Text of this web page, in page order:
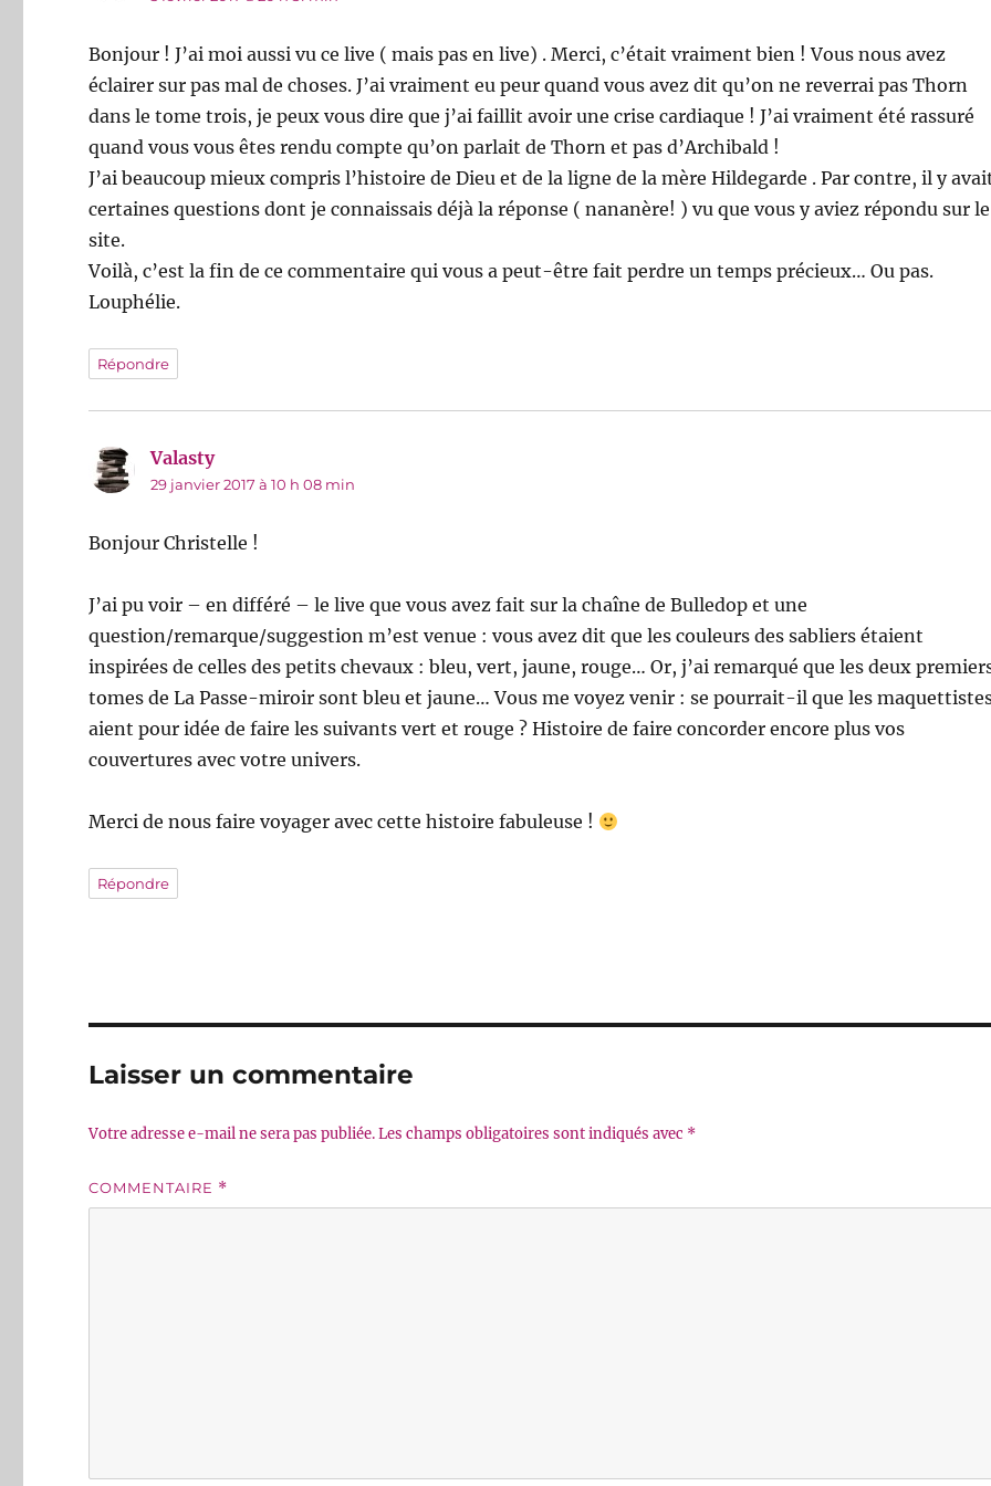
Bonjour ! J’ai moi aussi vu ce live ( mais pas en live) . Merci, c’était vraiment bien ! Vous nous avez
éclairer sur pas mal de choses. J’ai vraiment eu peur quand vous avez dit qu’on ne reverrai pas Thorn
dans le tome trois, je peux vous dire que j’ai faillit avoir une crise cardiaque ! J’ai vraiment été rassuré
quand vous vous êtes rendu compte qu’on parlait de Thorn et pas d’Archibald !
J’ai beaucoup mieux compris l’histoire de Dieu et de la ligne de la mère Hildegarde . Par contre, il y
certaines questions dont je connaissais déjà la réponse ( nananère! ) vu que vous y aviez répondu sur le
site.
Voilà, c’est la fin de ce commentaire qui vous a peut-être fait perdre un temps précieux… Ou pas.
Louphélie.
Répondre
Valastydit :
29 janvier 2017 à 10 h 08 min
Bonjour Christelle !
J’ai pu voir – en différé – le live que vous avez fait sur la chaîne de Bulledop et une
question/remarque/suggestion m’est venue : vous avez dit que les couleurs des sabliers étaient
inspirées de celles des petits chevaux : bleu, vert, jaune, rouge… Or, j’ai remarqué que les deux
tomes de La Passe-miroir sont bleu et jaune… Vous me voyez venir : se pourrait-il que les
aient pour idée de faire les suivants vert et rouge ? Histoire de faire concorder encore plus vos
couvertures avec votre univers.
Merci de nous faire voyager avec cette histoire fabuleuse !
Répondre
Laisser un commentaire
Votre adresse e-mail ne sera pas publiée.Les champs obligatoires sont indiqués avec *
COMMENTAIRE *